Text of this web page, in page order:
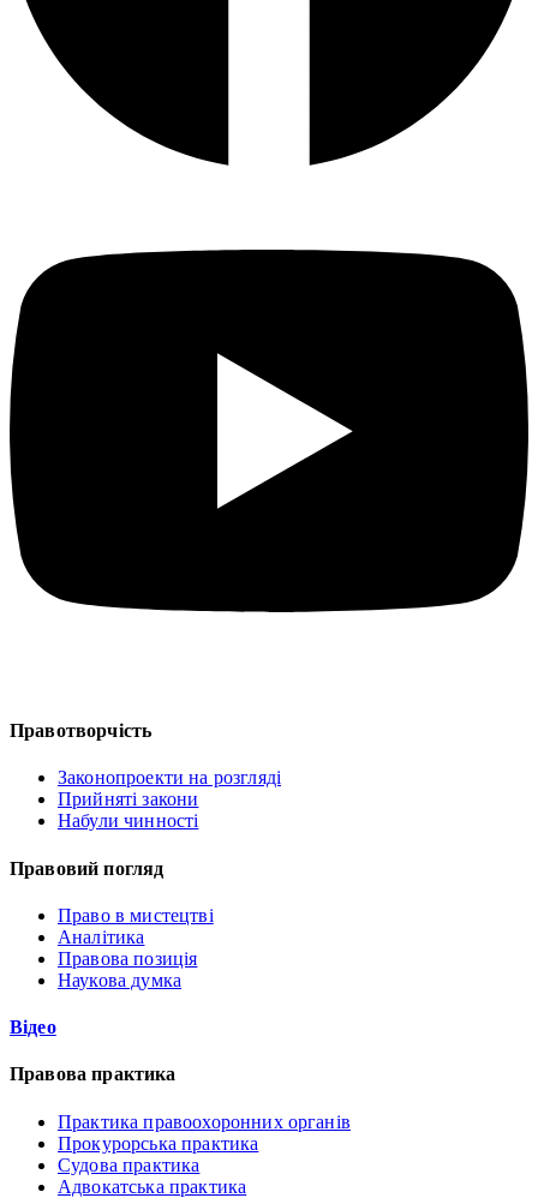
Правотворчість
Законопроекти на розгляді
Прийняті закони
Набули чинності
Правовий погляд
Право в мистецтві
Аналітика
Правова позиція
Наукова думка
Відео
Правова практика
Практика правоохоронних органів
Прокурорська практика
Судова практика
Адвокатська практика